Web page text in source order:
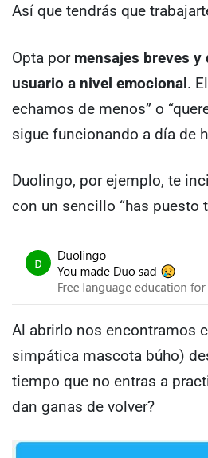
Así que tendrás que
Opta por mensajes breves
usuario a nivel emocional.
echamos de menos” o
sigue funcionando a día de
Duolingo, por ejemplo, te
con un sencillo “has puesto
Al abrirlo nos encontramos
simpática mascota búho)
tiempo que no entras a
dan ganas de volver?